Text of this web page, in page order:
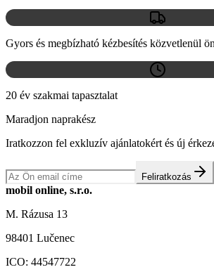
Gyors és megbízható kézbesítés közvetlenül
20 év szakmai tapasztalat
Maradjon naprakész
Iratkozzon fel exkluzív ajánlatokért és új
Feliratkozás
mobil online, s.r.o.
M. Rázusa 13
98401 Lučenec
ICO: 44547722